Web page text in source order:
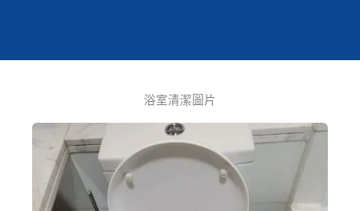
浴室清潔圖片